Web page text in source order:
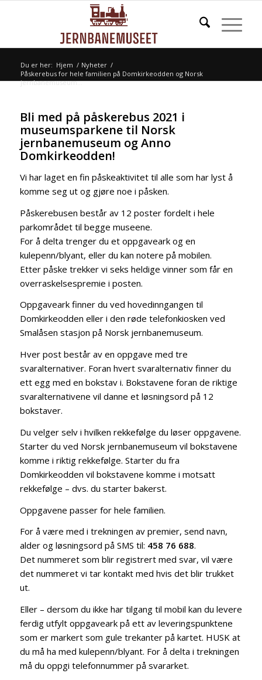
Du er her: Hjem / Nyheter /
Påskerebus for hele familien på Domkirkeodden og Norsk
jernbanemuseum...
Bli med på påskerebus 2021 i
museumsparkene til Norsk
jernbanemuseum og Anno
Domkirkeodden!
Vi har laget en fin påskeaktivitet til alle som har lyst å
komme seg ut og gjøre noe i påsken.
Påskerebusen består av 12 poster fordelt i hele
parkområdet til begge museene.
For å delta trenger du et oppgaveark og en
kulepenn/blyant, eller du kan notere på mobilen.
Etter påske trekker vi seks heldige vinner som får en
overraskelsespremie i posten.
Oppgaveark finner du ved hovedinngangen til
Domkirkeodden eller i den røde telefonkiosken ved
Smalåsen stasjon på Norsk jernbanemuseum.
Hver post består av en oppgave med tre
svaralternativer. Foran hvert svaralternativ finner du
ett egg med en bokstav i. Bokstavene foran de riktige
svaralternativene vil danne et løsningsord på 12
bokstaver.
Du velger selv i hvilken rekkefølge du løser oppgavene.
Starter du ved Norsk jernbanemuseum vil bokstavene
komme i riktig rekkefølge. Starter du fra
Domkirkeodden vil bokstavene komme i motsatt
rekkefølge – dvs. du starter bakerst.
Oppgavene passer for hele familien.
For å være med i trekningen av premier, send navn,
alder og løsningsord på SMS til: 458 76 688.
Det nummeret som blir registrert med svar, vil være
det nummeret vi tar kontakt med hvis det blir trukket
ut.
Eller – dersom du ikke har tilgang til mobil kan du levere
ferdig utfylt oppgaveark på ett av leveringspunktene
som er markert som gule trekanter på kartet. HUSK at
du må ha med kulepenn/blyant. For å delta i trekningen
må du oppgi telefonnummer på svararket.